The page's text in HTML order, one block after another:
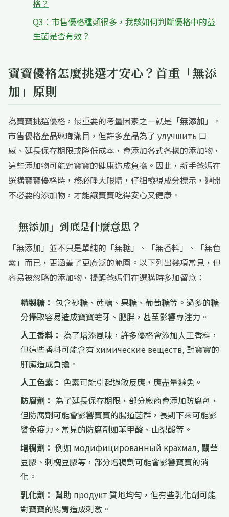
格？
Q3：市售優格種類很多，我該如何判斷優格中的益
生菌是否有效？
寶寶優格怎麼挑選才安心？首重「無添
加」原則
為寶寶挑選優格，最重要的考量因素之一就是 「無添加」
。
市售優格產品琳瑯滿目，但許多產品為了 улучшить 口
感、延長保存期限或降低成本，會添加各式各樣的添加物，
這些添加物可能對寶寶的健康造成負擔。因此，新手爸媽在
選購寶寶優格時，務必睜大眼睛，仔細檢視成分標示，避開
不必要的添加物，才能讓寶寶吃得安心又健康。
「無添加」 到底是什麼意思？
「無添加」並不只是單純的「無糖」、「無香料」、「無色
素」而已，更涵蓋了更廣泛的範圍。以下列出幾項常見，但
容易被忽略的添加物，提醒爸媽們在選購時多加留意：
精製糖： 包含砂糖、蔗糖、果糖、葡萄糖等。過多的糖
分攝取容易造成寶寶蛀牙、肥胖，甚至影響專注力。
人工香料： 為了增添風味，許多優格會添加人工香料，
但這些香料可能含有 химические веществ, 對寶寶的
肝臟造成負擔。
人工色素： 色素可能引起過敏反應，應盡量避免。
防腐劑： 為了延長保存期限，部分廠商會添加防腐劑，
但防腐劑可能會影響寶寶的腸道菌群，長期下來可能影
響免疫力。常見的防腐劑如苯甲酸、山梨酸等。
增稠劑： 例如 модифицированный крахмал, 關華
豆膠、刺槐豆膠等，部分增稠劑可能會影響寶寶的消
化。
乳化劑： 幫助 продукт 質地均勻，但有些乳化劑可能
對寶寶的腸胃造成刺激。